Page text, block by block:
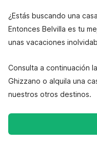
¿Estás buscando una
Entonces Belvilla es tu
unas vacaciones
Consulta a continuación
Ghizzano o alquila una
nuestros otros destinos.